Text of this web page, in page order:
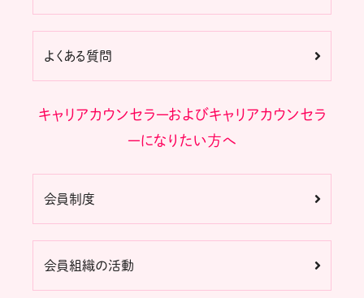
よくある質問
キャリアカウンセラーおよびキャリアカウンセラ
ーになりたい方へ
会員制度
会員組織の活動